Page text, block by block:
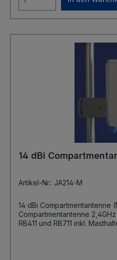
14 dBi
Artikel-Nr.: JA214-M
14 dBi Compartmentantenne
Compartmentantenne 2,4GHz für RouterBOARD Serien
RB411 und RB711 inkl. Masthalterung und